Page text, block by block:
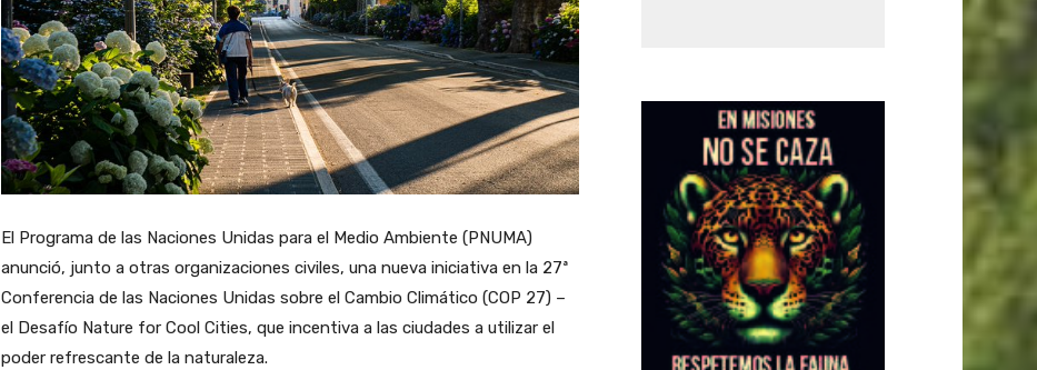
El Programa de las Naciones Unidas para el Medio Ambiente (PNUMA)
anunció, junto a otras organizaciones civiles, una nueva iniciativa en la 27ª
Conferencia de las Naciones Unidas sobre el Cambio Climático (COP 27) –
el Desafío Nature for Cool Cities, que incentiva a las ciudades a utilizar el
poder refrescante de la naturaleza.